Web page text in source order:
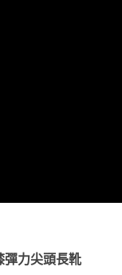
彈力尖頭長靴